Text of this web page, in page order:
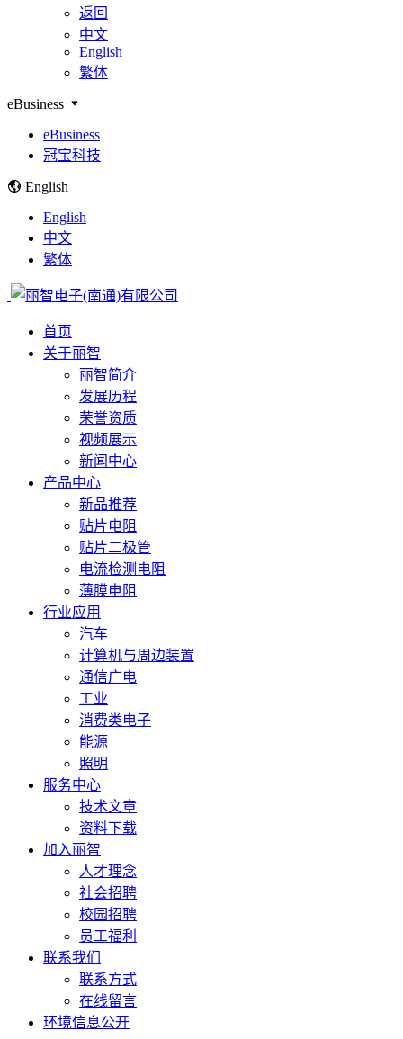
返回
中文
English
繁体
eBusiness
eBusiness
冠宝科技
English
English
中文
繁体
首页
关于丽智
丽智简介
发展历程
荣誉资质
视频展示
新闻中心
产品中心
新品推荐
贴片电阻
贴片二极管
电流检测电阻
薄膜电阻
行业应用
汽车
计算机与周边装置
通信广电
工业
消费类电子
能源
照明
服务中心
技术文章
资料下载
加入丽智
人才理念
社会招聘
校园招聘
员工福利
联系我们
联系方式
在线留言
环境信息公开